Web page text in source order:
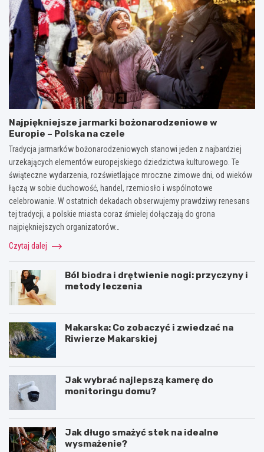
Najpiękniejsze jarmarki bożonarodzeniowe w
Europie – Polska na czele
Tradycja jarmarków bożonarodzeniowych stanowi jeden z najbardziej
urzekających elementów europejskiego dziedzictwa kulturowego. Te
świąteczne wydarzenia, rozświetlające mroczne zimowe dni, od wieków
łączą w sobie duchowość, handel, rzemiosło i wspólnotowe
celebrowanie. W ostatnich dekadach obserwujemy prawdziwy renesans
tej tradycji, a polskie miasta coraz śmielej dołączają do grona
najpiękniejszych organizatorów…
Czytaj dalej
Ból biodra i drętwienie nogi: przyczyny i
metody leczenia
Makarska: Co zobaczyć i zwiedzać na
Riwierze Makarskiej
Jak wybrać najlepszą kamerę do
monitoringu domu?
Jak długo smażyć stek na idealne
wysmażenie?